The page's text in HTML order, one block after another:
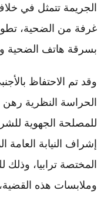
الجريمة تتمثل في
غرفة من الضحية،
بسرقة هاتف الضحية
وقد تم الاحتفاظ
الحراسة النظرية
للمصلحة الجهوية
إشراف النيابة العامة
المختصة ترابيا،
وملابسات هذه